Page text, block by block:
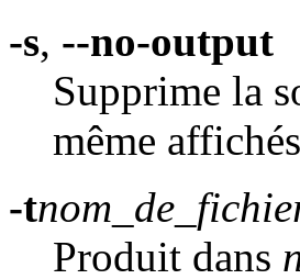
-s, --no-output
Supprime la
même
-t
Produit dans